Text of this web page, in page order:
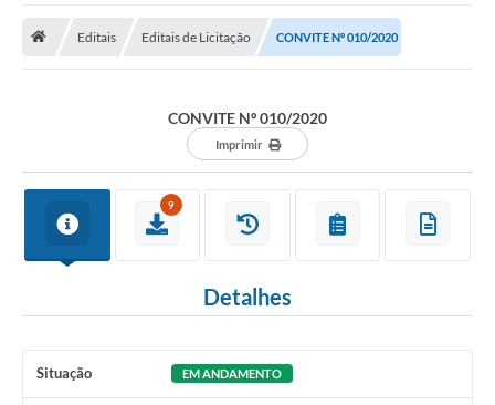
Editais Editais de Licitação CONVITE Nº 010/2020
CONVITE Nº 010/2020
Imprimir
9
Detalhes
Situação EM ANDAMENTO